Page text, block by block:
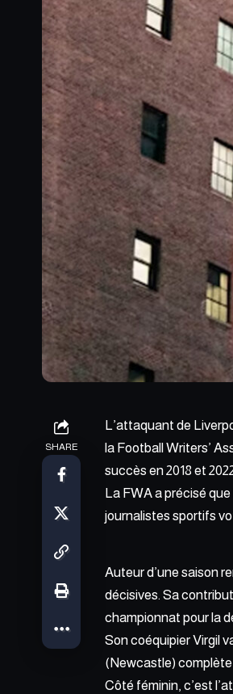
SHARE
L’attaquant de
la Football Writers’
succès en 2018 et
La FWA a précisé
journalistes sportifs
Auteur d’une saison
décisives. Sa
championnat pour la
Son coéquipierVirgil
(Newcastle) complète
Côté féminin, c’est